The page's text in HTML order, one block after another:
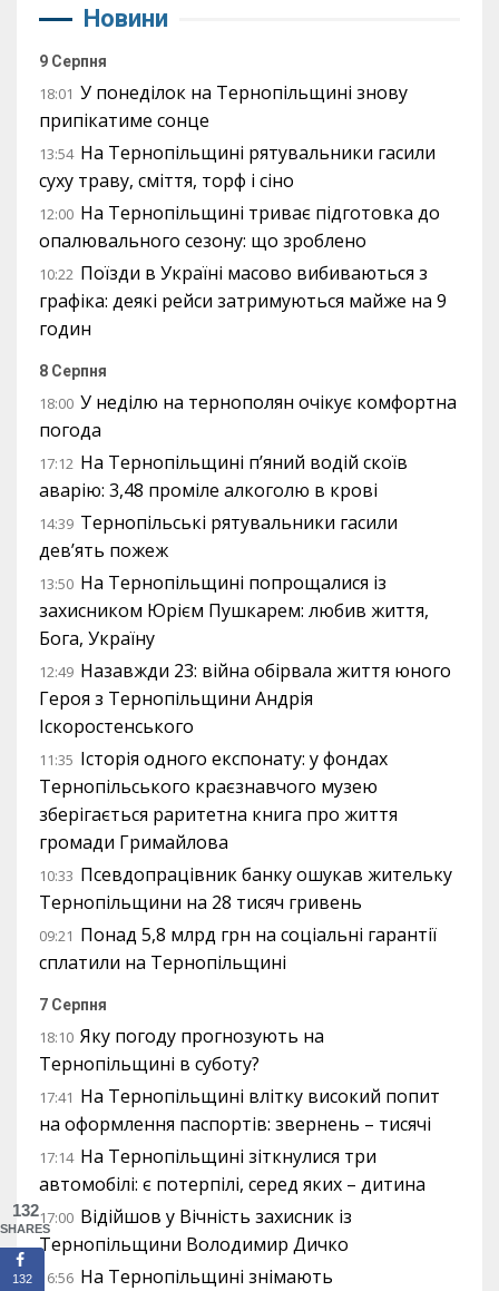
Новини
9 Серпня
18:01 У понеділок на Тернопільщині знову
припікатиме сонце
13:54 На Тернопільщині рятувальники гасили
суху траву, сміття, торф і сіно
12:00 На Тернопільщині триває підготовка до
опалювального сезону: що зроблено
10:22 Поїзди в Україні масово вибиваються з
графіка: деякі рейси затримуються майже на 9
годин
8 Серпня
18:00 У неділю на тернополян очікує комфортна
погода
17:12 На Тернопільщині п’яний водій скоїв
аварію: 3,48 проміле алкоголю в крові
14:39 Тернопільські рятувальники гасили
дев’ять пожеж
13:50 На Тернопільщині попрощалися із
захисником Юрієм Пушкарем: любив життя,
Бога, Україну
12:49 Назавжди 23: війна обірвала життя юного
Героя з Тернопільщини Андрія
Іскоростенського
11:35 Історія одного експонату: у фондах
Тернопільського краєзнавчого музею
зберігається раритетна книга про життя
громади Гримайлова
10:33 Псевдопрацівник банку ошукав жительку
Тернопільщини на 28 тисяч гривень
09:21 Понад 5,8 млрд грн на соціальні гарантії
сплатили на Тернопільщині
7 Серпня
18:10 Яку погоду прогнозують на
Тернопільщині в суботу?
17:41 На Тернопільщині влітку високий попит
на оформлення паспортів: звернень – тисячі
17:14 На Тернопільщині зіткнулися три
автомобілі: є потерпілі, серед яких – дитина
17:00 Відійшов у Вічність захисник із
Тернопільщини Володимир Дичко
16:56 На Тернопільщині знімають
132
SHARES
132